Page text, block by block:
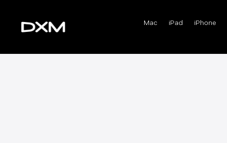
Mac iPad iPhone